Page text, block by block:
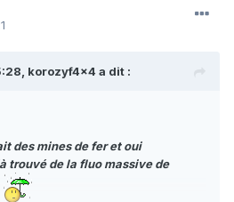
korozyf4x4 a dit :
des mines de fer et oui
trouvé de la fluo massive de